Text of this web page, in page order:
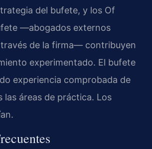
del bufete, y los Of
—abogados externos
de la firma— contribuyen
experimentado. El bufete
experiencia comprobada de
las áreas de práctica. Los